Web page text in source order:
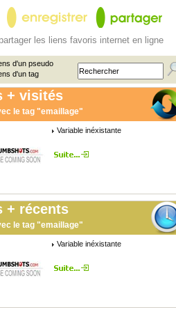
les liens favoris internet en ligne
d'un pseudo
d'un tag
+ visités
le tag "emaillage"
Variable inéxistante
+ récents
le tag "emaillage"
Variable inéxistante